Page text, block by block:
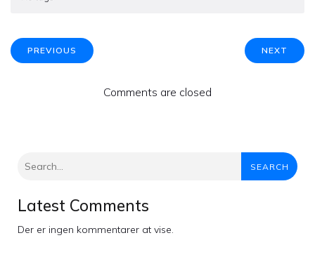
PREVIOUS NEXT
Comments are closed
SEARCH
Latest Comments
Der er ingen kommentarer at vise.